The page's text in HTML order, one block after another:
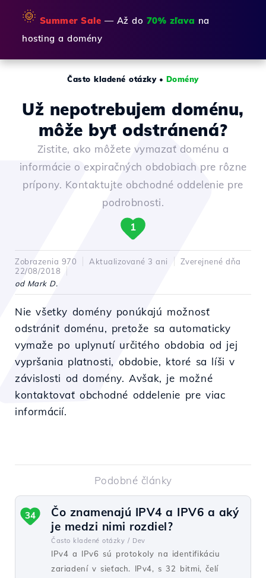
🌞 Summer Sale — Až do 70% zľava na
hosting a domény
Často kladené otázky• Domény
Už nepotrebujem doménu,
môže byť odstránená?
Zistite, ako môžete vymazať doménu a
informácie o expiračných obdobiach pre rôzne
prípony. Kontaktujte obchodné oddelenie pre
podrobnosti.
1
Zobrazenia 970 Aktualizované 3 ani
Zverejnené dňa
22/08/2018
od Mark D.
Nie všetky domény ponúkajú možnosť
odstrániť doménu, pretože sa automaticky
vymaže po uplynutí určitého obdobia od jej
vypršania platnosti, obdobie, ktoré sa líši v
závislosti od domény. Avšak, je možné
kontaktovať obchodné oddelenie pre viac
informácií.
Podobné články
Čo znamenajú IPV4 a IPV6 a aký
je medzi nimi rozdiel?
Často kladené otázky / Dev
IPv4 a IPv6 sú protokoly na identifikáciu
zariadení v sieťach. IPv4, s 32 bitmi, čelí
34